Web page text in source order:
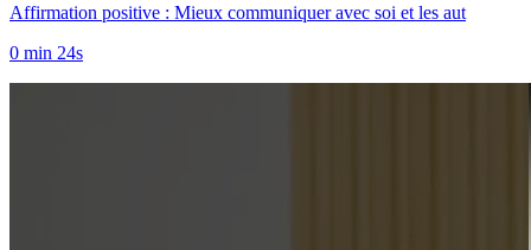
Affirmation positive : Mieux communiquer avec soi et les aut
0 min 24s